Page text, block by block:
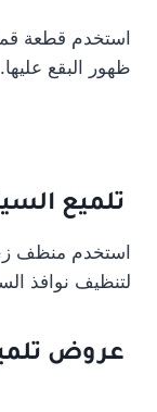
استخدم قطعة
ظهور البقع عليها.
تلميع
استخدم منظف
لتنظيف نوافذ
عروض